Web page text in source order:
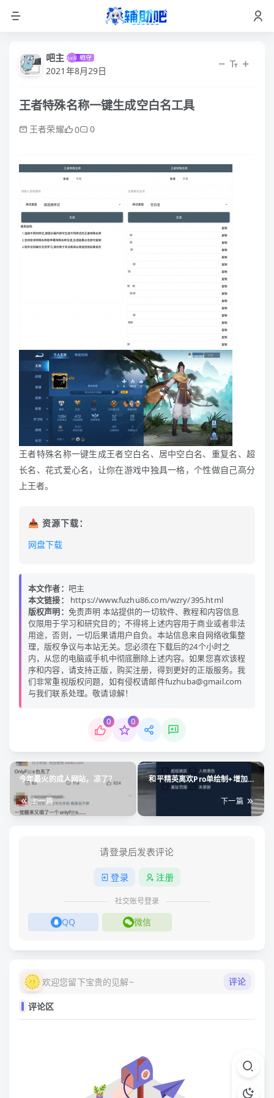
吧主
2021年8月29日
王者特殊名称一键生成空白名工具
王者荣耀 0 0
王者特殊名称一键生成王者空白名、居中空白名、重复名、超
长名、花式爱心名，让你在游戏中独具一格，个性做自己高分
上王者。
📥 资源下载：
网盘下载
本文作者： 吧主
本文链接：
https://www.fuzhu86.com/wzry/395.html
版权声明： 免责声明 本站提供的一切软件、教程和内容信息
仅限用于学习和研究目的；不得将上述内容用于商业或者非法
用途，否则，一切后果请用户自负。本站信息来自网络收集整
理，版权争议与本站无关。您必须在下载后的24个小时之
内，从您的电脑或手机中彻底删除上述内容。如果您喜欢该程
序和内容，请支持正版，购买注册，得到更好的正版服务。我
们非常重视版权问题，如有侵权请邮件fuzhuba@gmail.com
与我们联系处理。敬请谅解！
0 0
今年最火的成人网站，凉了？
上一篇
和平精英离欢Pro单绘制+增加基
下一篇
请登录后发表评论
登录 注册
社交账号登录
QQ 微信
欢迎您留下宝贵的见解~ 评论
评论区